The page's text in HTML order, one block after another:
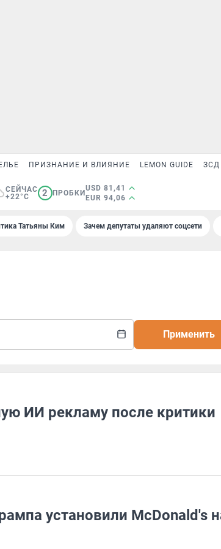
ПРИЗНАНИЕ И ВЛИЯНИЕ LEMON GUIDE
СЕЙЧАС
+22°C
2 ПРОБКИ
USD 81,41
EUR 94,06
Татьяны Ким Зачем депутаты удаляют соцсети
Применить
ИИ рекламу после критики
установили McDonald's